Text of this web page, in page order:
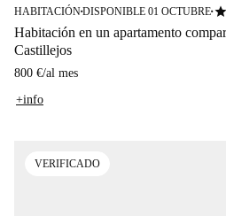
HABITACIÓN■DISPONIBLE 01 OCTUBRE■star
Habitación en un apartamento
Castillejos
800 €/al mes
+info
VERIFICADO